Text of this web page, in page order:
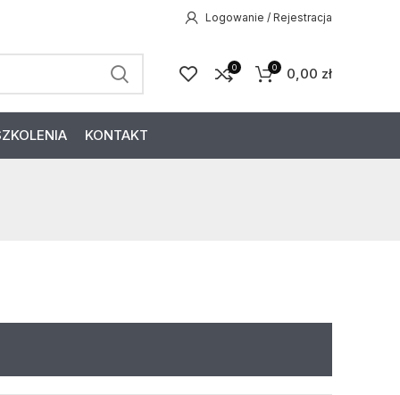
Logowanie / Rejestracja
0 0 0,00 zł
KONTAKT